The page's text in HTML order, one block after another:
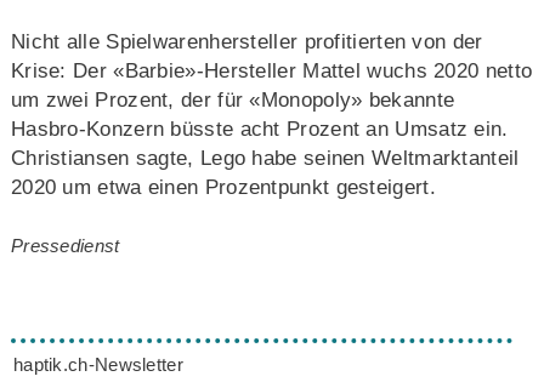
Nicht alle Spielwarenhersteller profitierten von der
Krise: Der «Barbie»-Hersteller Mattel wuchs 2020 netto
um zwei Prozent, der für «Monopoly» bekannte
Hasbro-Konzern büsste acht Prozent an Umsatz ein.
Christiansen sagte, Lego habe seinen Weltmarktanteil
2020 um etwa einen Prozentpunkt gesteigert.
Pressedienst
haptik.ch-Newsletter